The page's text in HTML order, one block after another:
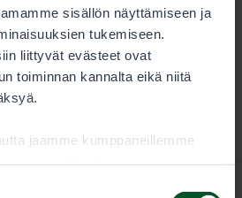
sisällön näyttämiseen ja
tukemiseen.
liittyvät evästeet ovat
toiminnan kannalta eikä niitä
jaamme kumppaneillemme